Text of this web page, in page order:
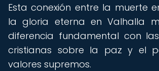
Esta conexión entre la muerte
la gloria eterna en Valhalla
diferencia fundamental con
cristianas sobre la paz y el
valores supremos.